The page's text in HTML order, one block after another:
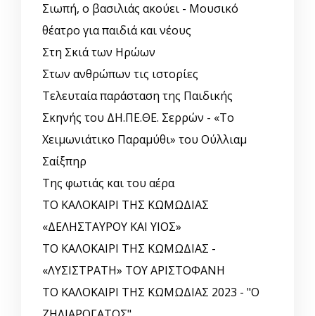
Σιωπή, ο βασιλιάς ακούει - Μουσικό
θέατρο για παιδιά και νέους
Στη Σκιά των Ηρώων
Στων ανθρώπων τις ιστορίες
Τελευταία παράσταση της Παιδικής
Σκηνής του ΔΗ.ΠΕ.ΘΕ. Σερρών - «Το
Χειμωνιάτικο Παραμύθι» του Ούλλιαμ
Σαίξπηρ
Της φωτιάς και του αέρα
ΤΟ ΚΑΛΟΚΑΙΡΙ ΤΗΣ ΚΩΜΩΔΙΑΣ
«ΔΕΛΗΣΤΑΥΡΟΥ ΚΑΙ ΥΙΟΣ»
ΤΟ ΚΑΛΟΚΑΙΡΙ ΤΗΣ ΚΩΜΩΔΙΑΣ -
«ΛΥΣΙΣΤΡΑΤΗ» ΤΟΥ ΑΡΙΣΤΟΦΑΝΗ
ΤΟ ΚΑΛΟΚΑΙΡΙ ΤΗΣ ΚΩΜΩΔΙΑΣ 2023 - "Ο